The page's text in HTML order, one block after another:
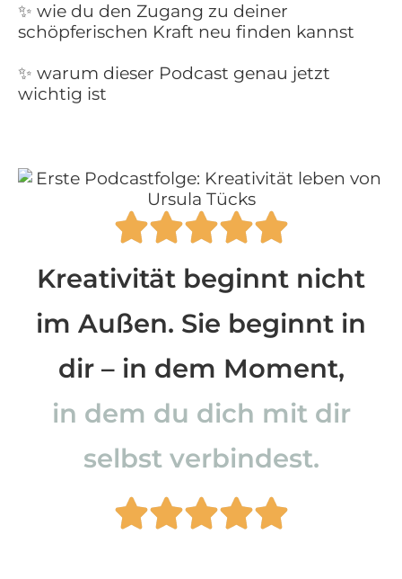
✨ wie du den Zugang zu deiner
schöpferischen Kraft neu finden kannst
✨ warum dieser Podcast genau jetzt
wichtig ist
Kreativität beginnt nicht
im Außen. Sie beginnt in
dir – in dem Moment,
in dem du dich mit dir
selbst verbindest.